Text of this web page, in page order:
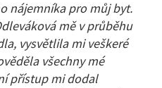
nájemníka pro můj byt.
mě v průběhu
vysvětlila mi veškeré
všechny mé
přístup mi dodal